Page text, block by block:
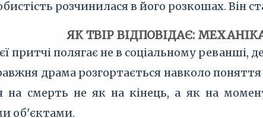
розчинилася в його розкошах. Він
ЯК ТВІР ВІДПОВІДАЄ:
притчі полягає не в соціальному реванші,
драма розгортається навколо
на смерть не як на кінець, а як на
об'єктами.